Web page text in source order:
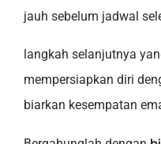
jauh sebelum jadwal
langkah selanjutnya
mempersiapkan diri
biarkan kesempatan